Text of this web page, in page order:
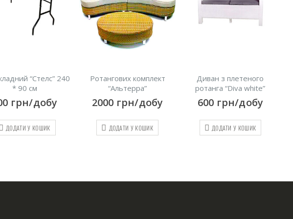
комплект
“Альтерра”
грн/добу
ДОДАТИ У КОШИК
Диван з плетеного
ротанга “Diva white”
600 грн/добу
ДОДАТИ У КОШИК
Крісло з плетеного
ротанга “Diva black”
400 грн/добу
ДОДАТИ У КОШИК